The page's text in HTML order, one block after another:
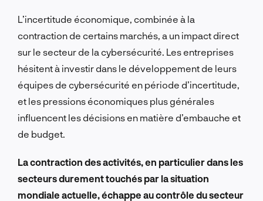
L’incertitude économique, combinée à la
contraction de certains marchés, a un impact direct
sur le secteur de la cybersécurité. Les entreprises
hésitent à investir dans le développement de leurs
équipes de cybersécurité en période d’incertitude,
et les pressions économiques plus générales
influencent les décisions en matière d’embauche et
de budget.
La contraction des activités, en particulier dans les
secteurs durement touchés par la situation
mondiale actuelle, échappe au contrôle du secteur